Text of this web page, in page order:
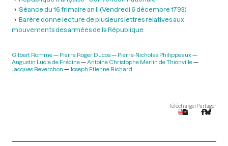
Séance du 16 frimaire an II (Vendredi 6 décembre 1793)
Barère donne lecture de plusieurs lettres relatives aux
mouvements des armées de la République
Gilbert Romme Pierre Roger Ducos
Pierre-Nicholas Philippeaux
Augustin Lucie de Frécine
Antoine Christophe Merlin de Thionville
Jacques Reverchon
Joseph Etienne Richard
TéléchargerPartager